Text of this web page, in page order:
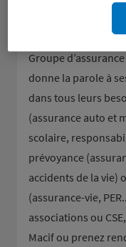
Groupe
donne la parole à
dans tous leurs
(assurance auto et
scolaire,
prévoyance
accidents de la vie)
(assurance-vie,
associations ou
Macif ou prenez